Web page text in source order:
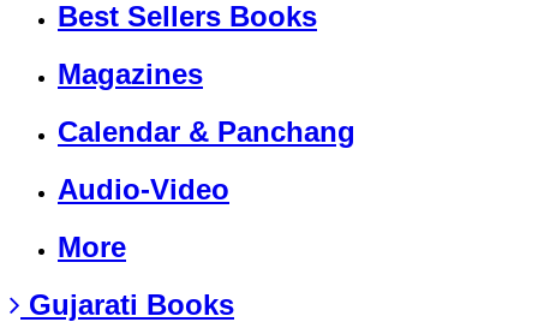
Best Sellers Books
Magazines
Calendar & Panchang
Audio-Video
More
Gujarati Books